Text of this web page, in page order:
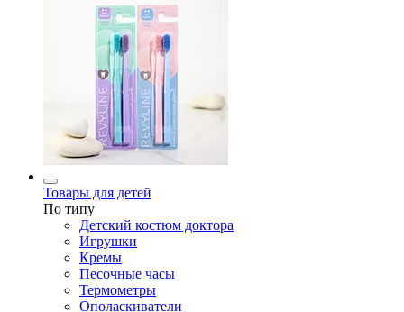
Товары для детей
По типу
Детский костюм доктора
Игрушки
Кремы
Песочные часы
Термометры
Ополаскиватели